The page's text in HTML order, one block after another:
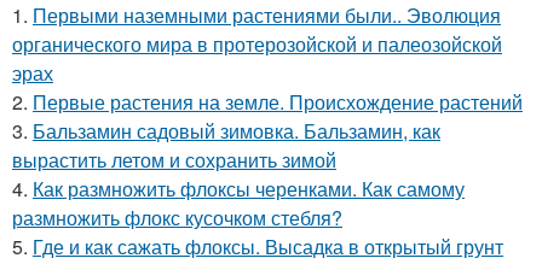
1. Первыми наземными растениями были.. Эволюция
органического мира в протерозойской и палеозойской
эрах
2. Первые растения на земле. Происхождение растений
3. Бальзамин садовый зимовка. Бальзамин, как
вырастить летом и сохранить зимой
4. Как размножить флоксы черенками. Как самому
размножить флокс кусочком стебля?
5. Где и как сажать флоксы. Высадка в открытый грунт